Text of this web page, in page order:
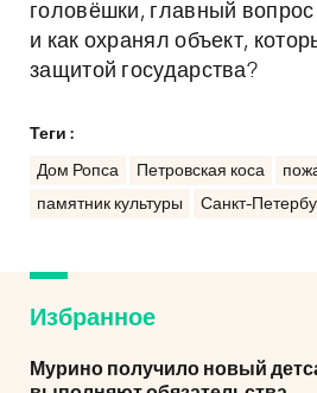
головёшки, главный вопрос
и как охранял объект,
защитой государства?
Теги :
Дом Ропса Петровская коса
памятник культуры
Санкт-
Избранное
Мурино получило новый